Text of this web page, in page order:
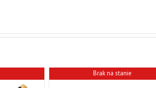
Brak na stanie